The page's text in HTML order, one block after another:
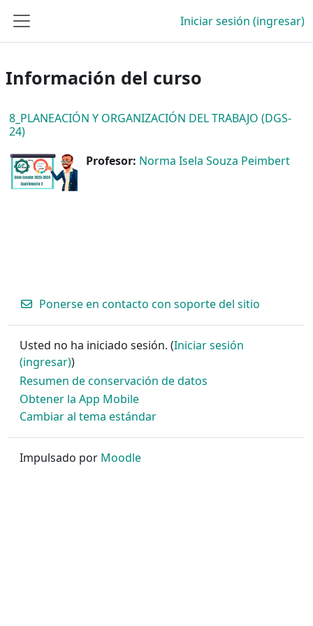
Pánel lateral
Iniciar sesión (ingresar)
Información del curso
8_PLANEACIÓN Y ORGANIZACIÓN DEL TRABAJO (DGS-
24)
Profesor: Norma Isela Souza Peimbert
Ponerse en contacto con soporte del sitio
Usted no ha iniciado sesión. (Iniciar sesión
(ingresar))
Resumen de conservación de datos
Obtener la App Mobile
Cambiar al tema estándar
Impulsado por Moodle